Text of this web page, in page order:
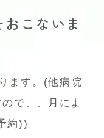
こないま
ます。(他病院
で、、月によ
約))